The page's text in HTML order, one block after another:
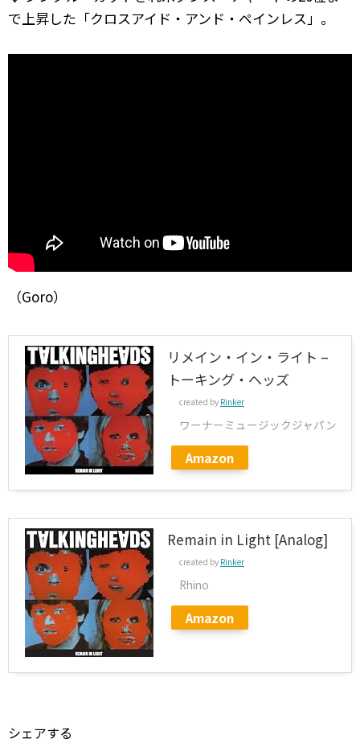
で上昇した「クロスアイド・アンド・ペインレス」。
（Goro）
リメイン・イン・ライト –
トーキング・ヘッズ
created by Rinker
ワーナーミュージックジャパン
Amazon
Remain in Light [Analog]
created by Rinker
Rhino
Amazon
シェアする